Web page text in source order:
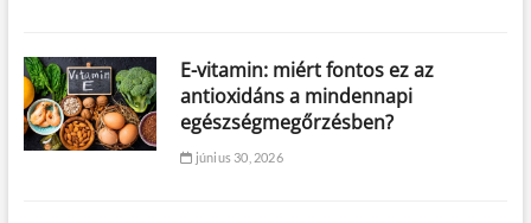
E-vitamin: miért fontos ez az
antioxidáns a mindennapi
egészségmegőrzésben?
június 30, 2026